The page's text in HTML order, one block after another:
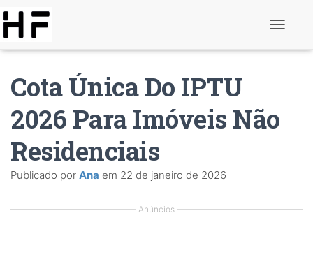
r
d
a
Cota Única Do IPTU
2026 Para Imóveis Não
Residenciais
Publicado por Ana em 22 de janeiro de 2026
Anúncios